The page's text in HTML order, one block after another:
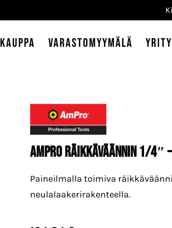
Kauppa Varastomyymälä
AmPro räikkäväännin 1/4″
Paineilmalla toimiva
neulalaakerirakenteella.